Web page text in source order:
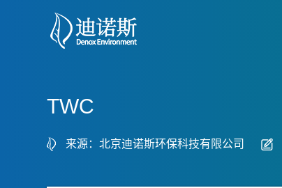
TWC
来源：北京迪诺斯环保科技有限公司